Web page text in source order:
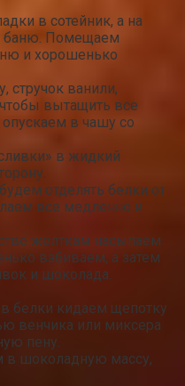
в сотейник, а на
баню. Помещаем
и хорошенько
стручок ванили,
вытащить все
в чашу со
в жидкий
отделять белки от
все медленно и
желткам насыпаем
взбиваем, а затем
и шоколада.
белки кидаем щепотку
венчика или миксера
пену.
в шоколадную массу,